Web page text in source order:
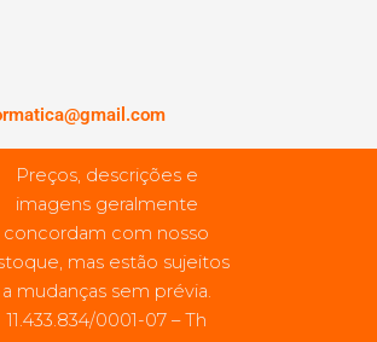
Preços, descrições e
imagens geralmente
concordam com nosso
mas estão sujeitos
a mudanças sem prévia.
11.433.834/0001-07 – Th